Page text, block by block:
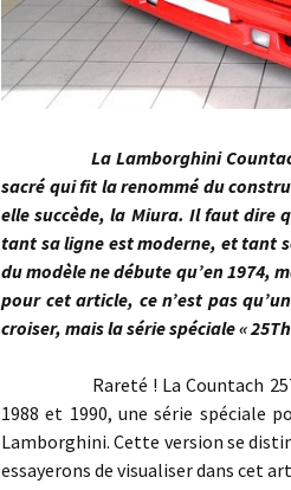
La Lamborghini Countach
sacré qui fit la renommé du
elle succède, la Miura. Il faut dire
tant sa ligne est moderne, et tant
du modèle ne débute qu’en 1974,
pour cet article, ce n’est pas
croiser, mais la série spéciale «
Rareté ! La Countach 25Th
1988 et 1990, une série spéciale
Lamborghini. Cette version se
essayerons de visualiser dans cet